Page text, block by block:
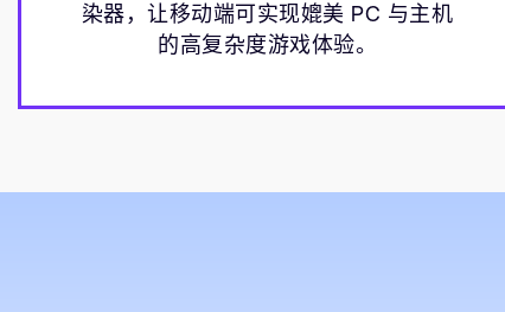
染器，让移动端可实现媲美 PC 与主机
的高复杂度游戏体验。